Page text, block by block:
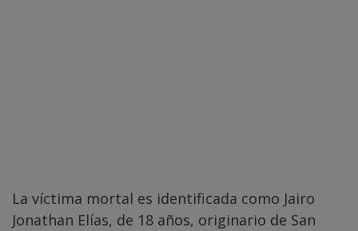
La víctima mortal es identificada como Jairo
Jonathan Elías, de 18 años, originario de San